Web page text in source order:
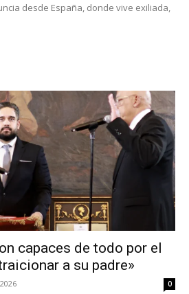
desde España, donde vive exiliada,
capaces de todo por el
a su padre»
0